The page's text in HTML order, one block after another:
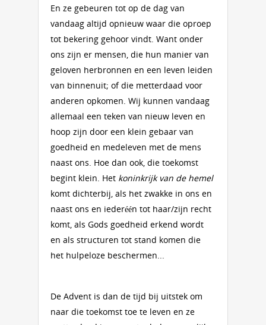
En ze gebeuren tot op de dag van
vandaag altijd opnieuw waar die oproep
tot bekering gehoor vindt. Want onder
ons zijn er mensen, die hun manier van
geloven herbronnen en een leven leiden
van binnenuit; of die metterdaad voor
anderen opkomen. Wij kunnen vandaag
allemaal een teken van nieuw leven en
hoop zijn door een klein gebaar van
goedheid en medeleven met de mens
naast ons. Hoe dan ook, die toekomst
begint klein. Het koninkrijk van de hemel
komt dichterbij, als het zwakke in ons en
naast ons en iederéén tot haar/zijn recht
komt, als Gods goedheid erkend wordt
en als structuren tot stand komen die
het hulpeloze beschermen...
De Advent is dan de tijd bij uitstek om
naar die toekomst toe te leven en ze